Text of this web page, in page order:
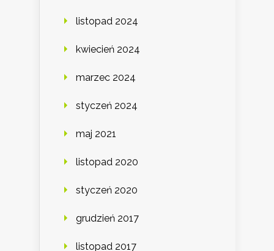
listopad 2024
kwiecień 2024
marzec 2024
styczeń 2024
maj 2021
listopad 2020
styczeń 2020
grudzień 2017
listopad 2017